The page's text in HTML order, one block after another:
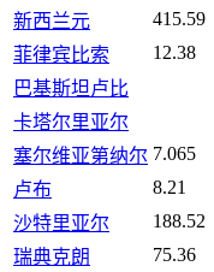
新西兰元
415.59
菲律宾比索
12.38
巴基斯坦卢比
卡塔尔里亚尔
塞尔维亚第纳尔 7.065
卢布
8.21
沙特里亚尔
188.52
瑞典克朗
75.36